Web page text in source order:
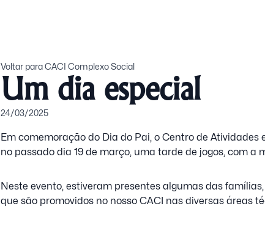
Voltar para CACI Complexo Social
Um dia especial
24/03/2025
Em comemoração do Dia do Pai, o Centro de
no passado dia 19 de março, uma tarde de jogos, com
Neste evento, estiveram presentes algumas das
que são promovidos no nosso CACI nas diversas áreas